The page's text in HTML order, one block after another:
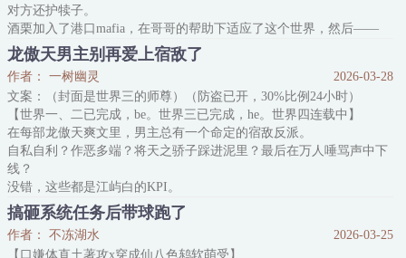
对方还护犊子。
酒栗加入了港口mafia，在哥哥的帮助下适应了这个世界，然后——
他爱上他哥了。
这种事非常糟糕，但酒栗不打算改。
下定决心的第一天，酒栗对哥哥魏尔伦发表了重要讲话：哥我喜欢
你，你做我老婆吧。
魏尔伦：嗯，喜欢我。
第二天，酒栗因为被逼训练，再度发表重要讲话：哥我好讨厌你。
魏尔伦：嗯，讨厌我。
第三天，酒栗被训得头脑
龙傲天男主别再爱上宿敌了
作者： 一树幽灵
2026-03-28
文案：（封面是世界三的师尊）（防盗已开，30%比例24小时）
【世界一、二已完成，be。世界三已完成，he。世界四连载中】
在每部龙傲天爽文里，男主总有一个命定的宿敌反派。
自私自利？作恶多端？将天之骄子踩进泥里？最后在万人唾骂声中下
线？
没错，这些都是江屿白的KPI。
他按照剧情，兢兢业业地给男主下绊子，力求在男主崛起前刷满任务
进度条，而后快进到男主龙傲天时期，坐等被“莫欺少年穷”的男主反
杀，让他下线领工资。
搞砸系统任务后带球跑了
作者： 不冻湖水
2026-03-25
【口嫌体直土著攻x穿成仙八色鸫软萌受】